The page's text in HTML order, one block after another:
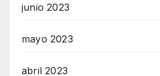
junio 2023
mayo 2023
abril 2023